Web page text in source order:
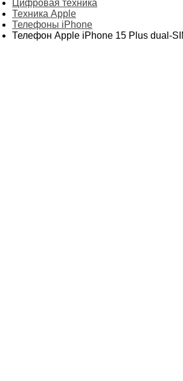
Цифровая техника
Техника Apple
Телефоны iPhone
Телефон Apple iPhone 15 Plus dual-